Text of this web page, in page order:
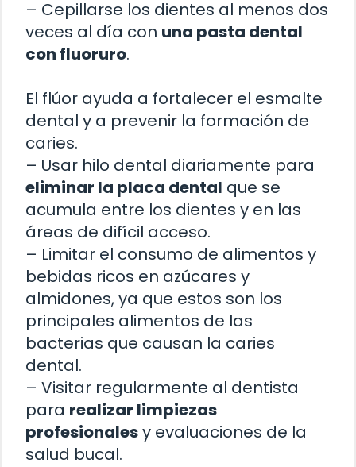
– Cepillarse los dientes al menos dos
veces al día con una pasta dental
con fluoruro.
El flúor ayuda a fortalecer el esmalte
dental y a prevenir la formación de
caries.
– Usar hilo dental diariamente para
eliminar la placa dental que se
acumula entre los dientes y en las
áreas de difícil acceso.
– Limitar el consumo de alimentos y
bebidas ricos en azúcares y
almidones, ya que estos son los
principales alimentos de las
bacterias que causan la caries
dental.
– Visitar regularmente al dentista
para realizar limpiezas
profesionalesy evaluaciones de la
salud bucal.